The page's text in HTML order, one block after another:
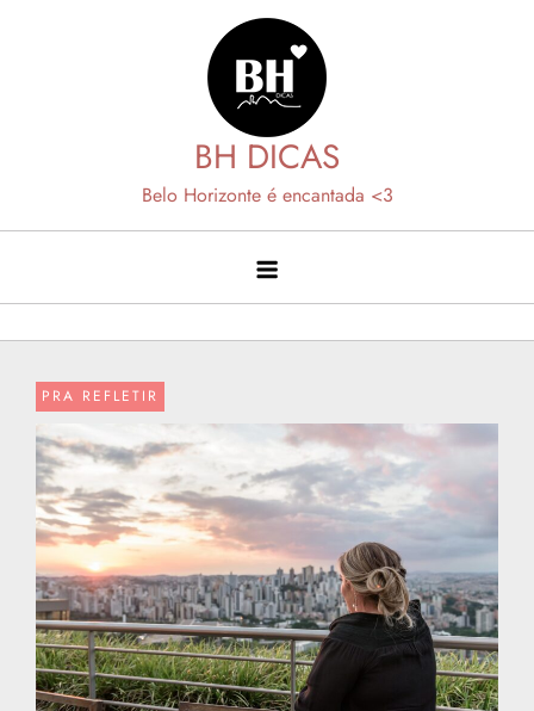
BH DICAS
Belo Horizonte é encantada <3
PRA REFLETIR